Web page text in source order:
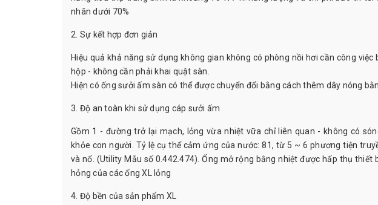
nhân dưới 70%
2. Sự kết hợp đơn giản
Hiệu quả khả năng sử dụng không gian không có phòng nồi hơi cần công
hộp - không cần phải khai quật sàn.
Hiện có ống sưởi ấm sàn có thể được chuyển đổi bằng cách thêm dây nóng
3. Độ an toàn khi sử dụng cáp sưởi ấm
Gồm 1 - đường trở lại mạch, lỏng vừa nhiệt vữa chỉ liên quan - không có
khỏe con người. Tỷ lệ cụ thể cảm ứng của nước: 81, từ 5 ~ 6 phương tiện
và nổ. (Utility Mẫu số 0.442.474). Ống mở rộng bằng nhiệt được hấp thụ thiết
hỏng của các ống XL lỏng
4. Độ bền của sản phẩm XL